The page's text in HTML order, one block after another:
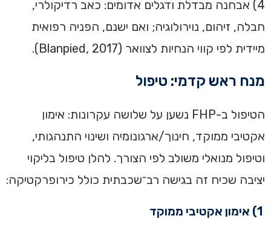
4) אבחנה מבדלת ודגלים אדומים: כאב רדיקולרי,
חבלה, זיהום, נוירולוגיה; ואם ישנם, הפניה רפואית
מיידית לפי קווי הנחיות לצוואר (Blanpied, 2017).
מנח ראש קדמי: טיפול
הטיפול ב-FHP נשען על שלושה עקרונות: אימון
אקטיבי ממוקד, חינוך/ארגונומיה ושינוי התנהגותי,
וטיפול מנואלי משולב לפי הצורך. להלן טיפול בליקוי
יציבה שכיח זה בגישה רב־שכבתית כולל כירופרקטיקה: